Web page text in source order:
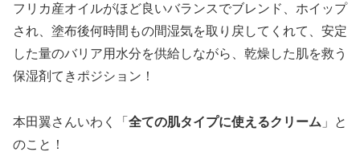
フリカ産オイルがほど良いバランスでブレンド、ホイップ
され、塗布後何時間もの間湿気を取り戻してくれて、安定
した量のバリア用水分を供給しながら、乾燥した肌を救う
保湿剤てきポジション！
本田翼さんいわく「 全ての肌タイプに使えるクリーム 」と
のこと！